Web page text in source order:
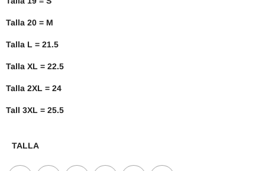
Talla 20 = M
Talla L = 21.5
Talla XL = 22.5
Talla 2XL = 24
Tall 3XL = 25.5
TALLA